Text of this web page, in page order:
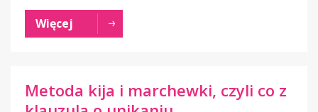
Więcej
Metoda kija i marchewki, czyli co z